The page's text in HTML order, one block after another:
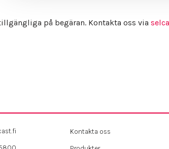
på begäran. Kontakta oss via
Kontakta oss